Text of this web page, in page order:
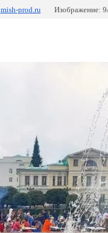
mish-prod.ru Изображение: